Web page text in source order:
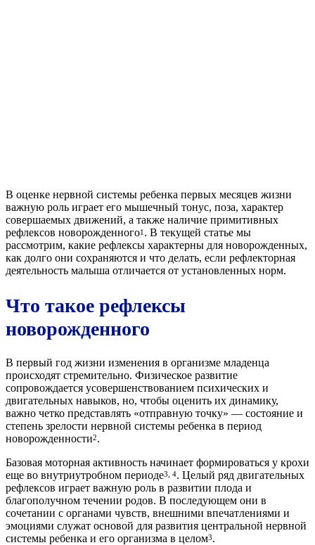
В оценке нервной системы ребенка первых месяцев жизни
важную роль играет его мышечный тонус, поза, характер
совершаемых движений, а также наличие примитивных
рефлексов новорожденного1 . В текущей статье мы
рассмотрим, какие рефлексы характерны для новорожденных,
как долго они сохраняются и что делать, если рефлекторная
деятельность малыша отличается от установленных норм.
Что такое рефлексы
новорожденного
В первый год жизни изменения в организме младенца
происходят стремительно. Физическое развитие
сопровождается усовершенствованием психических и
двигательных навыков, но, чтобы оценить их динамику,
важно четко представлять «отправную точку» — состояние и
степень зрелости нервной системы ребенка в период
новорожденности2.
Базовая моторная активность начинает формироваться у крохи
еще во внутриутробном периоде3, 4. Целый ряд двигательных
рефлексов играет важную роль в развитии плода и
благополучном течении родов. В последующем они в
сочетании с органами чувств, внешними впечатлениями и
эмоциями служат основой для развития центральной нервной
системы ребенка и его организма в целом3.